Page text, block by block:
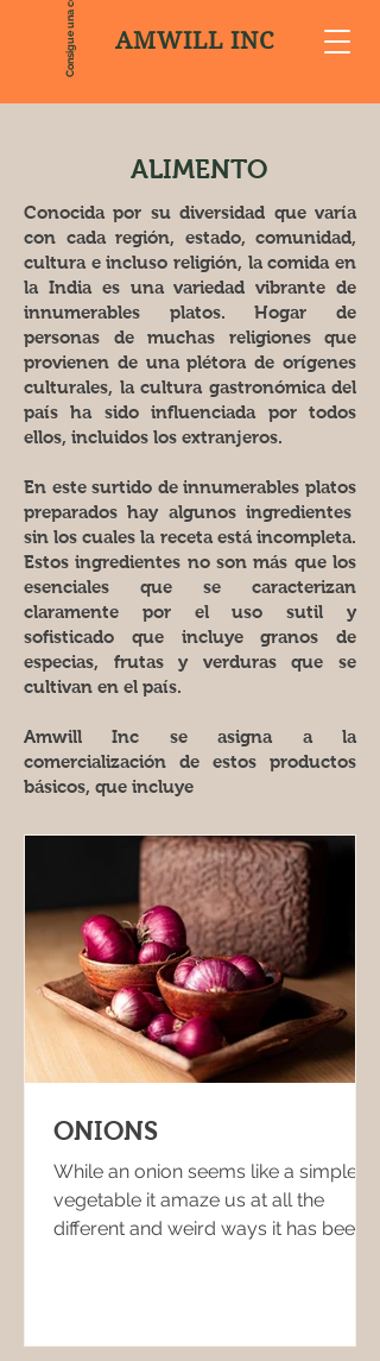
AMWILL INC
ALIMENTO
Conocida por su diversidad que varía
con cada región, estado, comunidad,
cultura e incluso religión, la comida en
la India es una variedad vibrante de
innumerables platos. Hogar de
personas de muchas religiones que
provienen de una plétora de orígenes
culturales, la cultura gastronómica del
país ha sido influenciada por todos
ellos, incluidos los extranjeros.
En este surtido de innumerables platos
preparados hay algunos ingredientes
sin los cuales la receta está incompleta.
Estos ingredientes no son más que los
esenciales que se caracterizan
claramente por el uso sutil y
sofisticado que incluye granos de
especias, frutas y verduras que se
cultivan en el país.
Amwill Inc se asigna a la
comercialización de estos productos
básicos, que incluye
ONIONS
While an onion seems like a simple
vegetable it amaze us at all the
different and weird ways it has been